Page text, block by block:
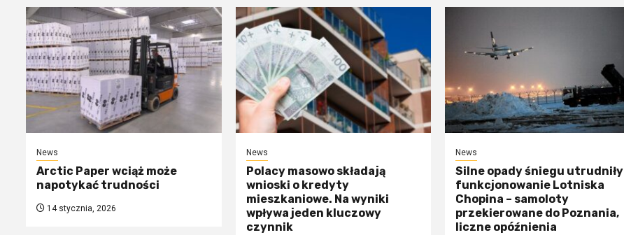
News
Arctic Paper wciąż może
napotykać trudności
14 stycznia, 2026
News
Polacy masowo składają
wnioski o kredyty
mieszkaniowe. Na wyniki
wpływa jeden kluczowy
czynnik
News
Silne opady śniegu utrudniły
funkcjonowanie Lotniska
Chopina – samoloty
przekierowane do Poznania,
liczne opóźnienia